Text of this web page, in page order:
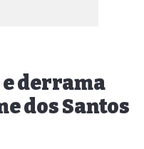
derrama
dos Santos